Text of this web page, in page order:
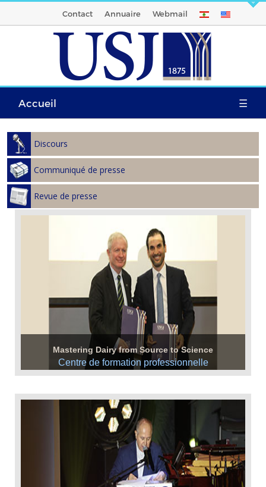
Contact Annuaire Webmail
Accueil ☰
Discours
Communiqué de presse
Revue de presse
Mastering Dairy from Source to Science
Centre de formation professionnelle
Mardi 21 avril 2026-Plus d'infos +